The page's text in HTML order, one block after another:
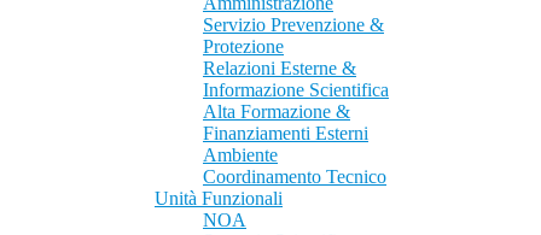
Servizio Prevenzione &
Protezione
Relazioni Esterne &
Informazione Scientifica
Alta Formazione &
Finanziamenti Esterni
Ambiente
Coordinamento Tecnico
Unità Funzionali
NOA